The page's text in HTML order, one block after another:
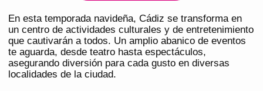
En esta temporada navideña, Cádiz se transforma en
un centro de actividades culturales y de entretenimiento
que cautivarán a todos. Un amplio abanico de eventos
te aguarda, desde teatro hasta espectáculos,
asegurando diversión para cada gusto en diversas
localidades de la ciudad.